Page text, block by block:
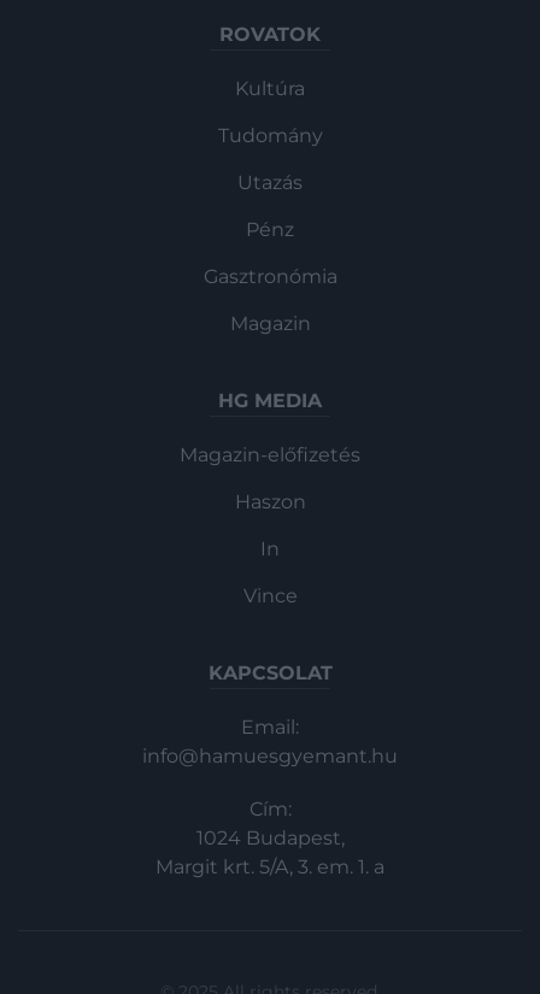
ROVATOK
Kultúra
Tudomány
Utazás
Pénz
Gasztronómia
Magazin
HG MEDIA
Magazin-előfizetés
Haszon
In
Vince
KAPCSOLAT
Email:
info@hamuesgyemant.hu
Cím:
1024 Budapest,
Margit krt. 5/A, 3. em. 1. a